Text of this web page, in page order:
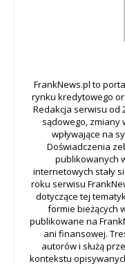
FrankNews.pl to
rynku kredytowego
Redakcja serwisu od
sądowego, zmiany
wpływające na
Doświadczenia
publikowanych
internetowych stały
roku serwisu
dotyczące tej
formie bieżących
publikowane na
ani finansowej.
autorów i służą
kontekstu